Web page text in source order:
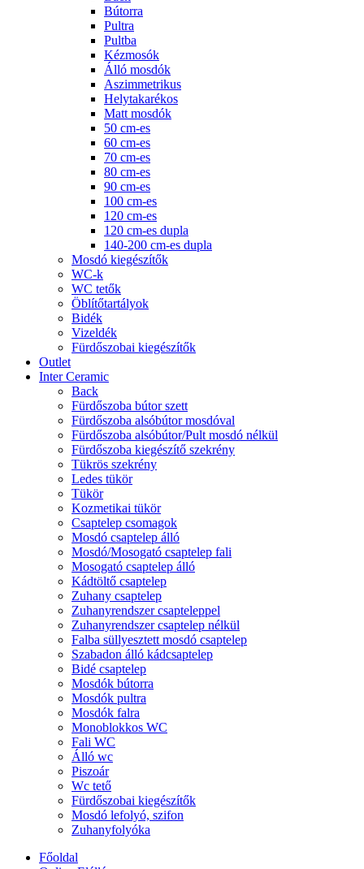
Bútorra
Pultra
Pultba
Kézmosók
Álló mosdók
Aszimmetrikus
Helytakarékos
Matt mosdók
50 cm-es
60 cm-es
70 cm-es
80 cm-es
90 cm-es
100 cm-es
120 cm-es
120 cm-es dupla
140-200 cm-es dupla
Mosdó kiegészítők
WC-k
WC tetők
Öblítőtartályok
Bidék
Vizeldék
Fürdőszobai kiegészítők
Outlet
Inter Ceramic
Back
Fürdőszoba bútor szett
Fürdőszoba alsóbútor mosdóval
Fürdőszoba alsóbútor/Pult mosdó nélkül
Fürdőszoba kiegészítő szekrény
Tükrös szekrény
Ledes tükör
Tükör
Kozmetikai tükör
Csaptelep csomagok
Mosdó csaptelep álló
Mosdó/Mosogató csaptelep fali
Mosogató csaptelep álló
Kádtöltő csaptelep
Zuhany csaptelep
Zuhanyrendszer csapteleppel
Zuhanyrendszer csaptelep nélkül
Falba süllyesztett mosdó csaptelep
Szabadon álló kádcsaptelep
Bidé csaptelep
Mosdók bútorra
Mosdók pultra
Mosdók falra
Monoblokkos WC
Fali WC
Álló wc
Piszoár
Wc tető
Fürdőszobai kiegészítők
Mosdó lefolyó, szifon
Zuhanyfolyóka
Főoldal